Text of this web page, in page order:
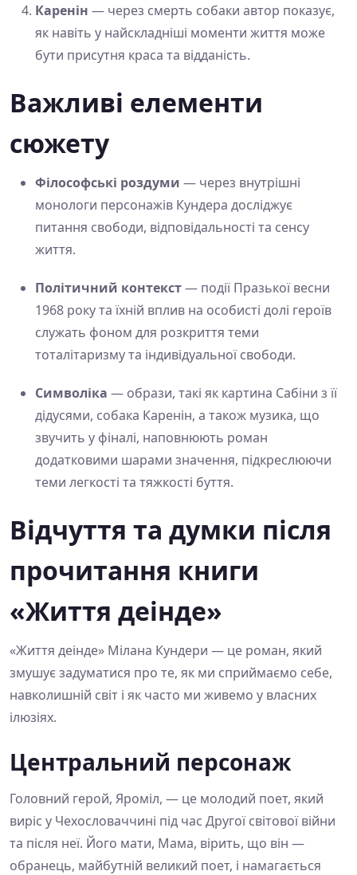
Каренін — через смерть собаки автор показує,
як навіть у найскладніші моменти життя може
бути присутня краса та відданість.
Важливі елементи
сюжету
Філософські роздуми — через внутрішні
монологи персонажів Кундера досліджує
питання свободи, відповідальності та сенсу
життя.
Політичний контекст— події Празької весни
1968 року та їхній вплив на особисті долі героїв
служать фоном для розкриття теми
тоталітаризму та індивідуальної свободи.
Символіка — образи, такі як картина Сабіни з її
дідусями, собака Каренін, а також музика, що
звучить у фіналі, наповнюють роман
додатковими шарами значення, підкреслюючи
теми легкості та тяжкості буття.
Відчуття та думки після
прочитання книги
«Життя деінде»
«Життя деінде» Мілана Кундери — це роман, який
змушує задуматися про те, як ми сприймаємо себе,
навколишній світ і як часто ми живемо у власних
ілюзіях.
Центральний персонаж
Головний герой, Яроміл, — це молодий поет, який
виріс у Чехословаччині під час Другої світової війни
та після неї. Його мати, Мама, вірить, що він —
обранець, майбутній великий поет, і намагається